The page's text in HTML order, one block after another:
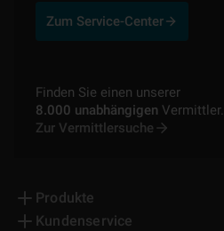
Zum Service-Center
Finden Sie einen unserer
8.000 unabhängigen Vermittler.
Zur Vermittlersuche
Produkte
Kundenservice